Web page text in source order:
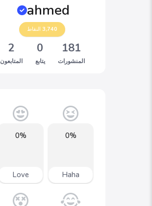
ahmed
3,740النقاط
181
المنشورات
0
يتابع
2
المتابعون
0%
Haha
0%
Love